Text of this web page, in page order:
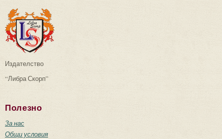
Издателство
“Либра Скорп”
Полезно
За нас
Общи условия